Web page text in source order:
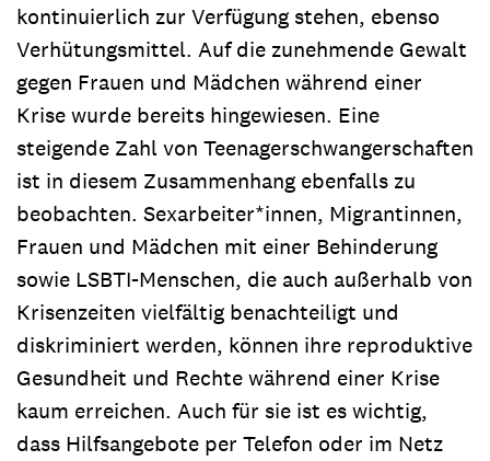
kontinuierlich zur Verfügung stehen, ebenso
Verhütungsmittel. Auf die zunehmende Gewalt
gegen Frauen und Mädchen während einer
Krise wurde bereits hingewiesen. Eine
steigende Zahl von Teenagerschwangerschaften
ist in diesem Zusammenhang ebenfalls zu
beobachten. Sexarbeiter*innen, Migrantinnen,
Frauen und Mädchen mit einer Behinderung
sowie LSBTI-Menschen, die auch außerhalb von
Krisenzeiten vielfältig benachteiligt und
diskriminiert werden, können ihre reproduktive
Gesundheit und Rechte während einer Krise
kaum erreichen. Auch für sie ist es wichtig,
dass Hilfsangebote per Telefon oder im Netz